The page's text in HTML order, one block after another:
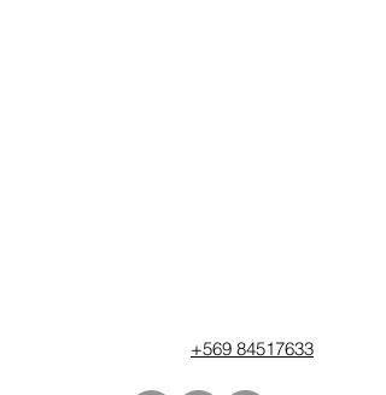
+569 84517633